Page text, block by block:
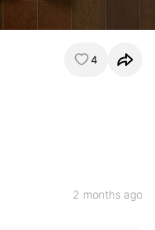
4
2 months ago